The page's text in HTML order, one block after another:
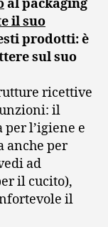
al packaging
il suo
prodotti: è
sul suo
ricettive
il
l’igiene e
anche per
ad
il cucito),
il